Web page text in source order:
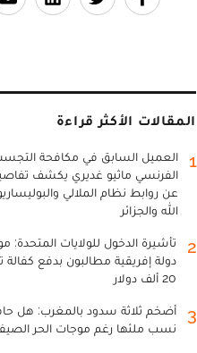
المقالات الأكثر قراءة
1
العميل السابق في مكافحة
الفرنسي ماثيو غديري يكشف
عن روابط نظام الملالي
الله والجزائر
2
دولة إفريقية مطالبون بدفع كفالة
20 ألف دولار
3
أضخم ثلاثة سدود بالمغرب: هل
نسب ملئها رغم موجات الحر